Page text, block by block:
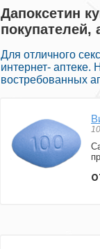
Дапоксетин
покупателей,
Для отличного
интернет-
востребованных